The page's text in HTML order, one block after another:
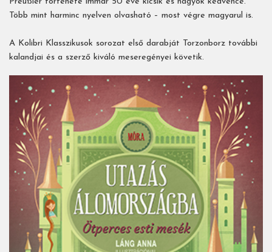
Több mint harminc nyelven olvasható – most végre magyarul is.
A Kolibri Klasszikusok sorozat első darabját Torzonborz további
kalandjai és a szerző kiváló meseregényei követik.